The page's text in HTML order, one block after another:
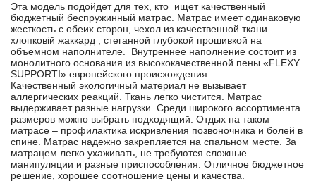
Эта модель подойдет для тех, кто ищет качественный
бюджетный беспружинный матрас. Матрас имеет одинаковую
жесткость с обеих сторон, чехол из качественной ткани
хлопковій жаккард , стеганной глубокой прошивкой на
объемном наполнителе. Внутреннее наполнение состоит из
монолитного основания из высококачественной пены «FLEXY
SUPPORTI» европейского происхождения.
Качественный экологичный материал не вызывает
аллергических реакций. Ткань легко чистится. Матрас
выдерживает разные нагрузки. Среди широкого ассортимента
размеров можно выбрать подходящий. Отдых на таком
матрасе – профилактика искривления позвоночника и болей в
спине. Матрас надежно закрепляется на спальном месте. За
матрацем легко ухаживать, не требуются сложные
манипуляции и разные приспособления. Отличное бюджетное
решение, хорошее соотношение цены и качества.